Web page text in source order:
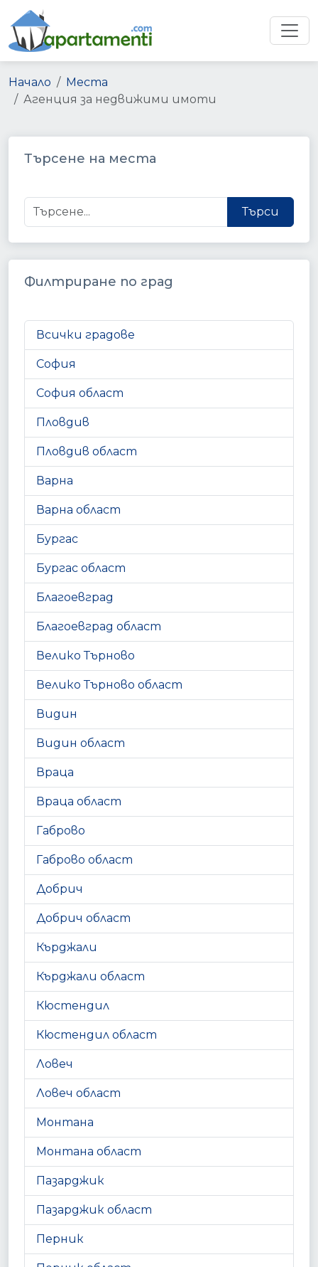
Начало
Места
Агенция за недвижими имоти
Търсене на места
Търси
Филтриране по град
Всички градове
София
София област
Пловдив
Пловдив област
Варна
Варна област
Бургас
Бургас област
Благоевград
Благоевград област
Велико Търново
Велико Търново област
Видин
Видин област
Враца
Враца област
Габрово
Габрово област
Добрич
Добрич област
Кърджали
Кърджали област
Кюстендил
Кюстендил област
Ловеч
Ловеч област
Монтана
Монтана област
Пазарджик
Пазарджик област
Перник